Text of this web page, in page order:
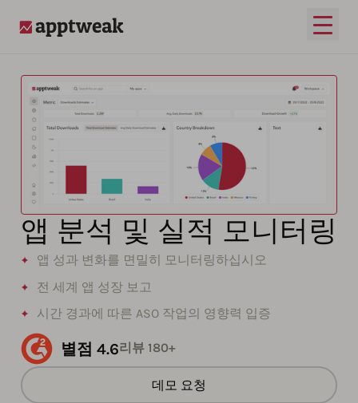
메인
앱 분석 및 실적 모니터링
앱 성과 변화를 면밀히 모니터링하십시오
전 세계 앱 성장 보고
시간 경과에 따른 ASO 작업의 영향력 입증
별점 4.6리뷰 180+
데모 요청